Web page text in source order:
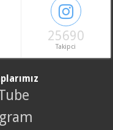
25690
Takipci